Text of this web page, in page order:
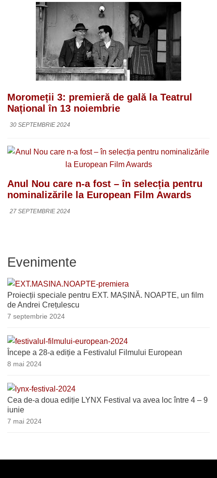
Moromeții 3: premieră de gală la Teatrul
Național în 13 noiembrie
30 SEPTEMBRIE 2024
Anul Nou care n-a fost – în selecția pentru
nominalizările la European Film Awards
27 SEPTEMBRIE 2024
Evenimente
Proiecții speciale pentru EXT. MAȘINĂ. NOAPTE, un film
de Andrei Crețulescu
7 septembrie 2024
Începe a 28-a ediție a Festivalul Filmului European
8 mai 2024
Cea de-a doua ediție LYNX Festival va avea loc între 4 – 9
iunie
7 mai 2024